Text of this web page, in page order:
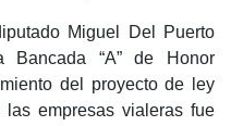
Miguel Del Puerto
Bancada “A” de Honor
del proyecto de ley
empresas vialeras fue